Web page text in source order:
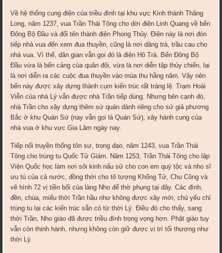
Về hệ thống cung điện của triều đình tại khu vực Kinh thành Thăng
Long, năm 1237, vua Trần Thái Tông cho dời điện Linh Quang về bến
Đông Bộ Đầu và đổi tên thành điện Phong Thủy. Điện này là nơi đón
tiếp nhà vua đến xem đua thuyền, cũng là nơi dâng trà, trầu cau cho
nhà vua. Vì thế, dân gian vẫn gọi đó là điện Hô Trà. Bến Đông Bộ
Đầu vừa là bến cảng của quân đội, vừa là nơi diễn tập thủy chiến, lại
là nơi diễn ra các cuộc đua thuyền vào mùa thu hằng năm. Vậy nên
bến này được xây dựng thành cụm kiến trúc rất tráng lệ. Trạm Hoài
Viễn của nhà Lý vẫn được nhà Trần tiếp dùng. Nhưng bên cạnh đó,
nhà Trần cho xây dựng thêm sứ quán dành riêng cho sứ giả phương
Bắc ở khu Quán Sứ (nay vẫn gọi là Quán Sứ), xây hành cung của
nhà vua ở khu vực Gia Lâm ngày nay.
Tiếp nối truyền thống tôn sư, trọng đạo, năm 1243, vua Trần Thái
Tông cho trùng tu Quốc Tử Giám. Năm 1253, Trần Thái Tông cho lập
Viện Quốc học làm nơi sôi kinh nấu sử cho con em quý tộc và nho sĩ
ưu tú của cả nước, đồng thời cho tô tượng Khổng Tử, Chu Công và
vẽ hình 72 vị tiền bối của làng Nho để thờ phụng tại đây. Các đình,
đền, chùa, miếu thời Trần hầu như không được xây mới, chủ yếu chỉ
trùng tu lại các kiến trúc sẵn có từ thời Lý. Điều đó cho thấy, sang
thời Trần, Nho giáo đã được triều đình trọng vọng hơn. Phật giáo tuy
vẫn còn thịnh hành, nhưng không còn giữ được vị trí tối thượng như
thời Lý.